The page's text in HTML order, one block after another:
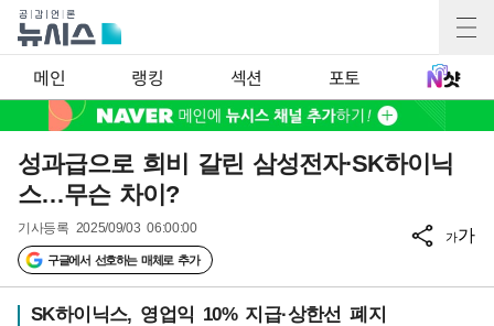
메인 랭킹 섹션 포토
성과급으로 희비 갈린 삼성전자·SK하이닉
스…무슨 차이?
기사등록 2025/09/03 06:00:00
구글에서 선호하는 매체로 추가
가가
SK하이닉스, 영업익 10% 지급·상한선 폐지